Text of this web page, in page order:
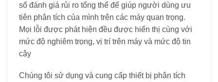
số đánh giá rủi ro tổng thể để giúp người dùng ưu
tiên phân tích của mình trên các máy quan trọng.
Mọi lỗi được phát hiện đều được hiển thị cùng với
mức độ nghiêm trọng, vị trí trên máy và mức độ tin
cậy
Chúng tôi sử dụng và cung cấp thiết bị phân tích